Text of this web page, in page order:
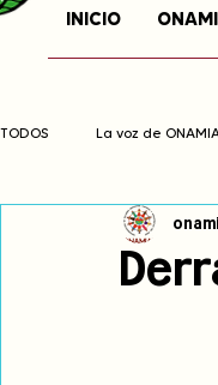
INICIO
TODOS La voz de
Cambio climático